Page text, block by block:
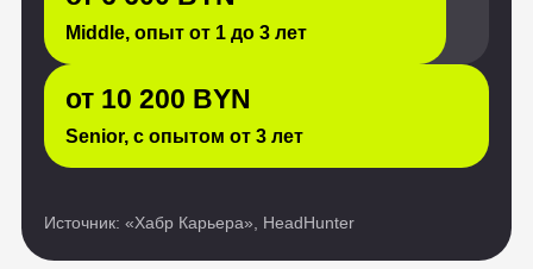
Возможности
пользователей
нашей платформы
безграничны
Истории обычных людей,